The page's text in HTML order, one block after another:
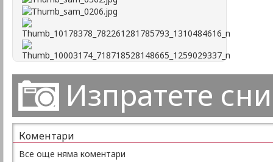
Изпратете
Коментари
Все още няма коментари